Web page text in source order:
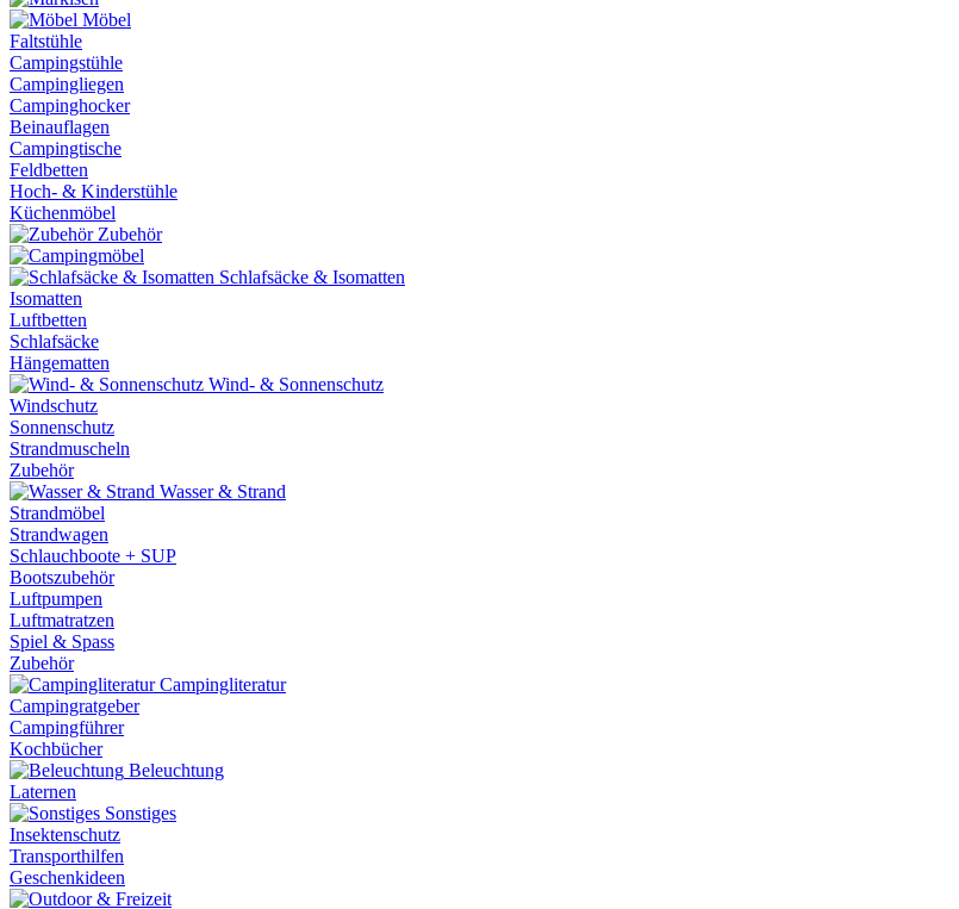
Möbel
Faltstühle
Campingstühle
Campingliegen
Campinghocker
Beinauflagen
Campingtische
Feldbetten
Hoch- & Kinderstühle
Küchenmöbel
Zubehör
Schlafsäcke & Isomatten
Isomatten
Luftbetten
Schlafsäcke
Hängematten
Wind- & Sonnenschutz
Windschutz
Sonnenschutz
Strandmuscheln
Zubehör
Wasser & Strand
Strandmöbel
Strandwagen
Schlauchboote + SUP
Bootszubehör
Luftpumpen
Luftmatratzen
Spiel & Spass
Zubehör
Campingliteratur
Campingratgeber
Campingführer
Kochbücher
Beleuchtung
Laternen
Sonstiges
Insektenschutz
Transporthilfen
Geschenkideen